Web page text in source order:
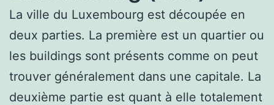
La ville du Luxembourg est découpée en
deux parties. La première est un quartier ou
les buildings sont présents comme on peut
trouver généralement dans une capitale. La
deuxième partie est quant à elle totalement